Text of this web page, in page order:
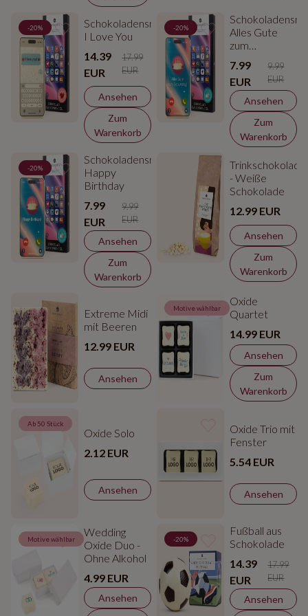
-20%
Schokoladensmartphone
I Love You
14.39
EUR
17.99
EUR
Ansehen
Zum
Warenkorb
-20%
Alles Gute
zum
7.99
EUR
9.99
EUR
Ansehen
Zum
Warenkorb
-20%
Schokoladensmartphone
Happy
Birthday
7.99
EUR
9.99
EUR
Ansehen
Zum
Warenkorb
Trinkschokolade
- Weiße
Schokolade
12.99 EUR
Ansehen
Zum
Warenkorb
Extreme Midi
mit Beeren
12.99 EUR
Ansehen
Motive wählbar
Oxide
Quartet
14.99 EUR
Ansehen
Zum
Warenkorb
Ab 50 Stück
Oxide Solo
2.12 EUR
Ansehen
Oxide Trio mit
Fenster
5.54 EUR
Ansehen
Motive wählbar
Wedding
Oxide Duo -
Ohne Alkohol
4.99 EUR
Ansehen
-20%
Fußball aus
Schokolade
14.39
EUR
17.99
EUR
Ansehen